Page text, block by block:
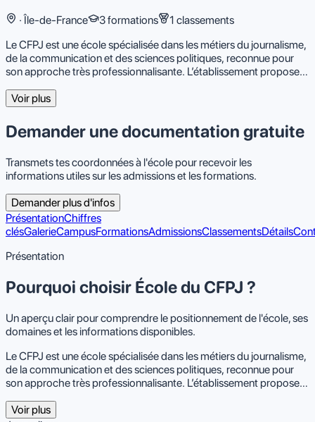
· Île-de-France 3 formations 1 classements
Le CFPJ est une école spécialisée dans les métiers du journalisme,
de la communication et des sciences politiques, reconnue pour
son approche très professionnalisante. L’établissement propose
communication, accessibles notamment en alternance. Sa
nombreux projets pratiques. Le campus, situé à Paris, dispose de
studios, plateaux TV et espaces de rédaction pour s’entraîner en
partenaires médias facilitant l’insertion professionnelle des
étudiants.
Voir plus
Demander une documentation gratuite
Transmets tes coordonnées à l'école pour recevoir les
informations utiles sur les admissions et les formations.
Demander plus d'infos
PrésentationChiffres
clésGalerieCampusFormationsAdmissionsClassementsDétails
Présentation
Pourquoi choisir École du CFPJ ?
Un aperçu clair pour comprendre le positionnement de l'école, ses
domaines et les informations disponibles.
Le CFPJ est une école spécialisée dans les métiers du journalisme,
de la communication et des sciences politiques, reconnue pour
son approche très professionnalisante. L’établissement propose
communication, accessibles notamment en alternance. Sa
Voir plus